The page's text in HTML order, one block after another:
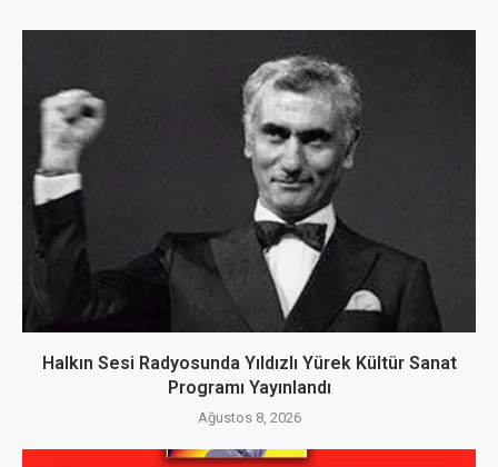
Halkın Sesi Radyosunda Yıldızlı Yürek Kültür Sanat
Programı Yayınlandı
Ağustos 8, 2026